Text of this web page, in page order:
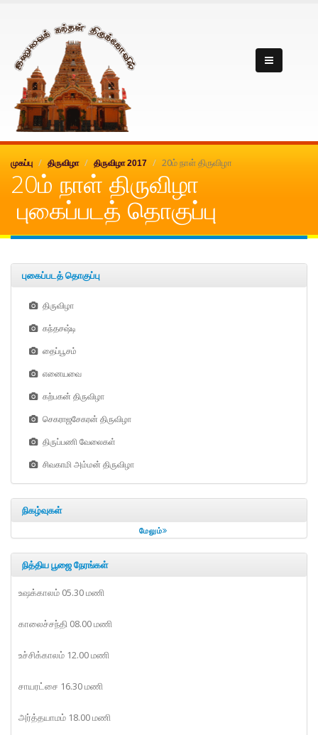
முகப்பு திருவிழா திருவிழா 2017 20ம் நாள் திருவிழா
20ம் நாள் திருவிழா
புகைப்படத் தொகுப்பு
புகைப்படத் தொகுப்பு
திருவிழா
கந்தசஷ்டி
தைப்பூசம்
எனையவை
கற்பகன் திருவிழா
செகராஜசேகரன் திருவிழா
திருப்பணி வேலைகள்
சிவகாமி அம்மன் திருவிழா
நிகழ்வுகள்
மேலும்
நித்திய பூஜை நேரங்கள்
உஷக்காலம் 05.30 மணி
காலைச்சந்தி 08.00 மணி
உச்சிக்காலம் 12.00 மணி
சாயரட்சை 16.30 மணி
அர்த்தயாமம் 18.00 மணி